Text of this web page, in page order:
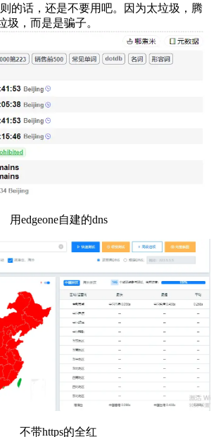
则的话，还是不要用吧。因为太垃圾，腾
圾，而是是骗子。
用edgeone自建的dns
不带https的全红